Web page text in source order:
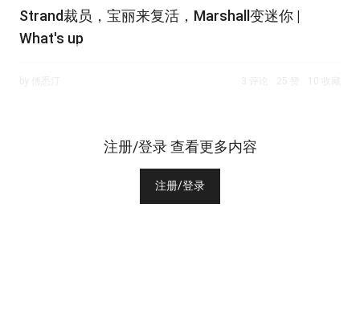
Strand裁员，宝丽来复活，Marshall变迷你 |
What's up
注册/登录 查看更多内容
注册/登录